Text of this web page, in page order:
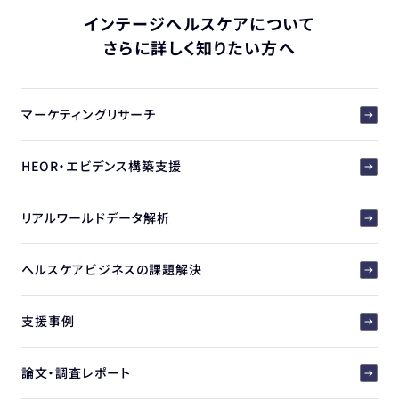
インテージヘルスケアについて
さらに詳しく知りたい方へ
マーケティングリサーチ
HEOR・エビデンス構築支援
リアルワールドデータ解析
ヘルスケアビジネスの課題解決
支援事例
論文・調査レポート